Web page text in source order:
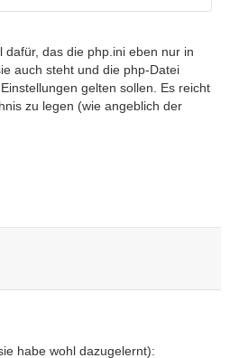
dafür, das die php.ini eben nur in
auch steht und die php-Datei
gelten sollen. Es reicht
zu legen (wie angeblich der
habe wohl dazugelernt):